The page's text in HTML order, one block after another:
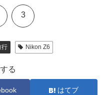
3
行 Nikon Z6
る
はてブ